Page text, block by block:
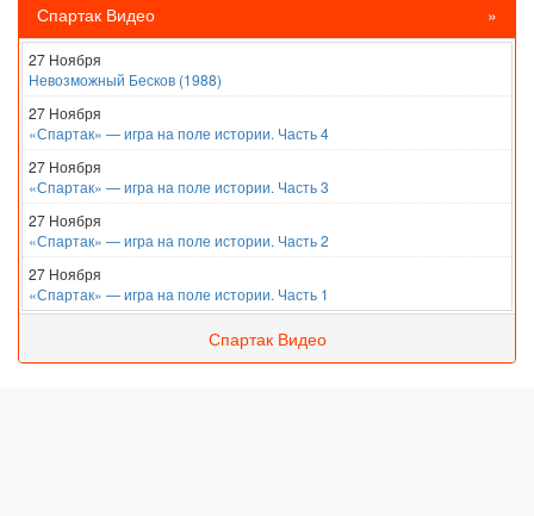
Спартак Видео »
27 Ноября
Невозможный Бесков (1988)
27 Ноября
«Спартак» — игра на поле истории. Часть 4
27 Ноября
«Спартак» — игра на поле истории. Часть 3
27 Ноября
«Спартак» — игра на поле истории. Часть 2
27 Ноября
«Спартак» — игра на поле истории. Часть 1
Спартак Видео